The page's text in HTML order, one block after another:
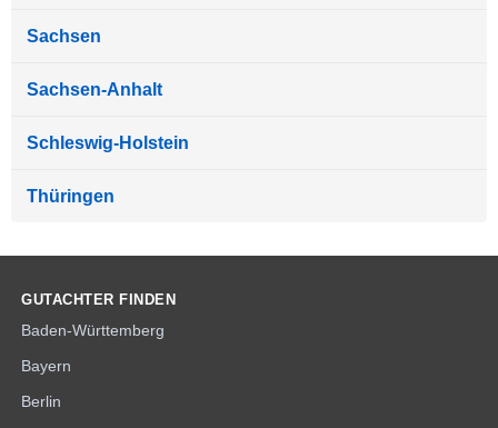
Sachsen
Sachsen-Anhalt
Schleswig-Holstein
Thüringen
GUTACHTER FINDEN
Baden-Württemberg
Bayern
Berlin